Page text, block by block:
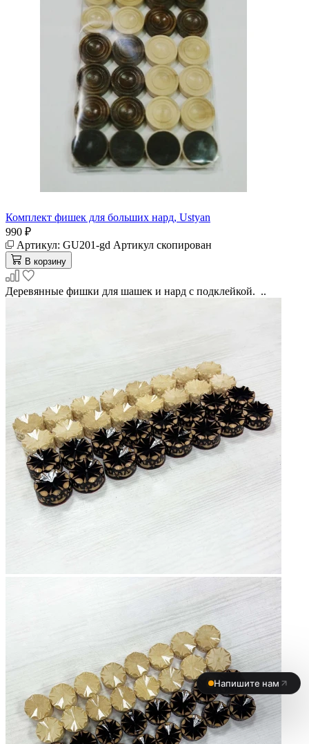
Комплект фишек для больших нард, Ustyan
990 ₽
Артикул: GU201-gd Артикул скопирован
В корзину
Деревянные фишки для шашек и нард с подклейкой. ..